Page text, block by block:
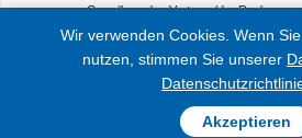
Grundlage des Vertrags/der Rechnung
Objekt im Bereich Onlinemedien;
© 2015-2026 Ukrinform. Alle Rechte
Wir verwenden Cookies. Wenn
nutzen, stimmen Sie unserer
Akzeptieren